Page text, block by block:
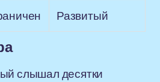
Развитый
слышал десятки